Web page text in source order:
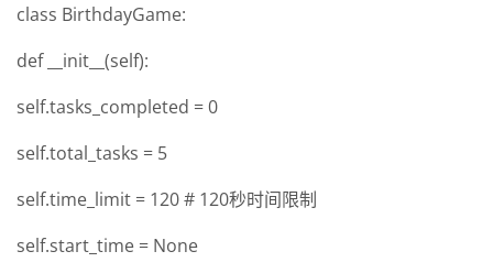
class BirthdayGame:
def __init__(self):
self.tasks_completed = 0
self.total_tasks = 5
self.time_limit = 120 # 120秒时间限制
self.start_time = None